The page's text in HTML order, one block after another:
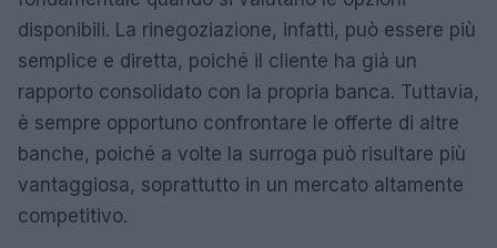
disponibili. La rinegoziazione, infatti, può essere più
semplice e diretta, poiché il cliente ha già un
rapporto consolidato con la propria banca. Tuttavia,
è sempre opportuno confrontare le offerte di altre
banche, poiché a volte la surroga può risultare più
vantaggiosa, soprattutto in un mercato altamente
competitivo.